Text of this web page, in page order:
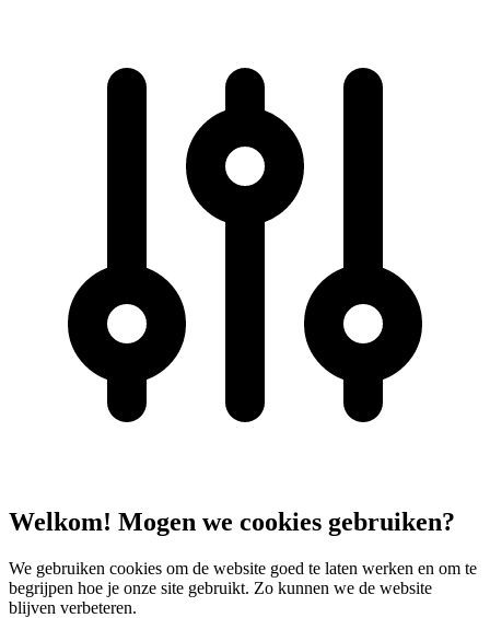
Welkom! Mogen we cookies gebruiken?
We gebruiken cookies om de website goed te laten werken en om te
begrijpen hoe je onze site gebruikt. Zo kunnen we de website
blijven verbeteren.